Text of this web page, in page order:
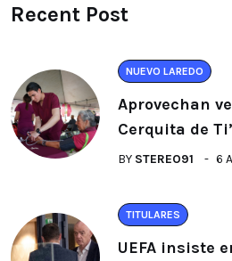
Recent Post
NUEVO LAREDO
Aprovechan
Cerquita de Ti’
BY STEREO91 6
TITULARES
UEFA insiste